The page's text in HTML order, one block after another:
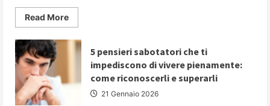
Read MoreRead
more
PARLARE
IN
PUBBLICO:
strategie
fondamentali
comunicare
5 pensieri sabotatori che ti
impediscono di vivere pienamente:
come riconoscerli e superarli
21 Gennaio 2026